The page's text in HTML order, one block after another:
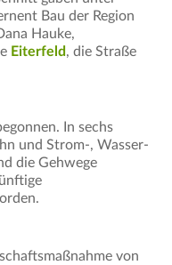
Bau der Region
Hauke,
Eiterfeld, die Straße
In sechs
und Strom-, Wasser-
die Gehwege
von